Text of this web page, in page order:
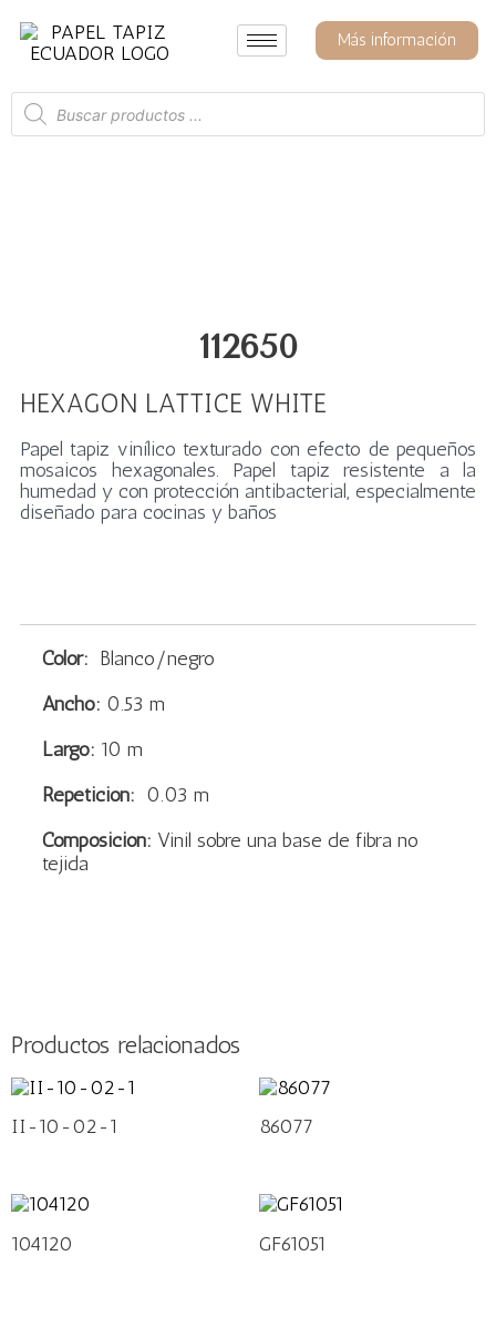
contenido
Más información
Búsqueda
de
productos
112650
HEXAGON LATTICE WHITE
Papel tapiz vinílico texturado con efecto de pequeños
mosaicos hexagonales. Papel tapiz resistente a la
humedad y con protección antibacterial, especialmente
diseñado para cocinas y baños
Color: Blanco/negro
Ancho: 0.53 m
Largo: 10 m
Repetición: 0.03 m
Composición: Vinil sobre una base de fibra no
tejida
Productos relacionados
II-10-02-1 86077
104120 GF61051